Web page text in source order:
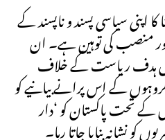
کا اپنی سیاسی پسند و ناپسند کے
اور منصب کی توہین ہے۔ ان
ہدف ریاست کے خلاف
کے اس پرانے بیانیے کو
تحت پاکستان کو ‘دار
نشانہ بنایا جاتا رہا۔